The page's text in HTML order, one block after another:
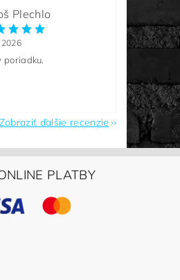
Plechlo
poriadku.
Zobraziť ďalšie recenzie
PLATBY